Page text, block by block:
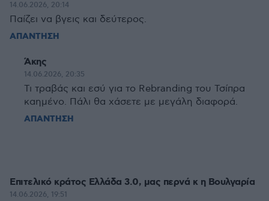
14.06.2026, 20:14
Παίζει να βγεις και δεύτερος.
ΑΠΑΝΤΗΣΗ
Άκης
14.06.2026, 20:35
Τι τραβάς και εσύ για το Rebranding του Τσίπρα
καημένο. Πάλι θα χάσετε με μεγάλη διαφορά.
ΑΠΑΝΤΗΣΗ
Επιτελικό κράτος Ελλάδα 3.0, μας περνά κ η Βουλγαρία
14.06.2026, 19:51